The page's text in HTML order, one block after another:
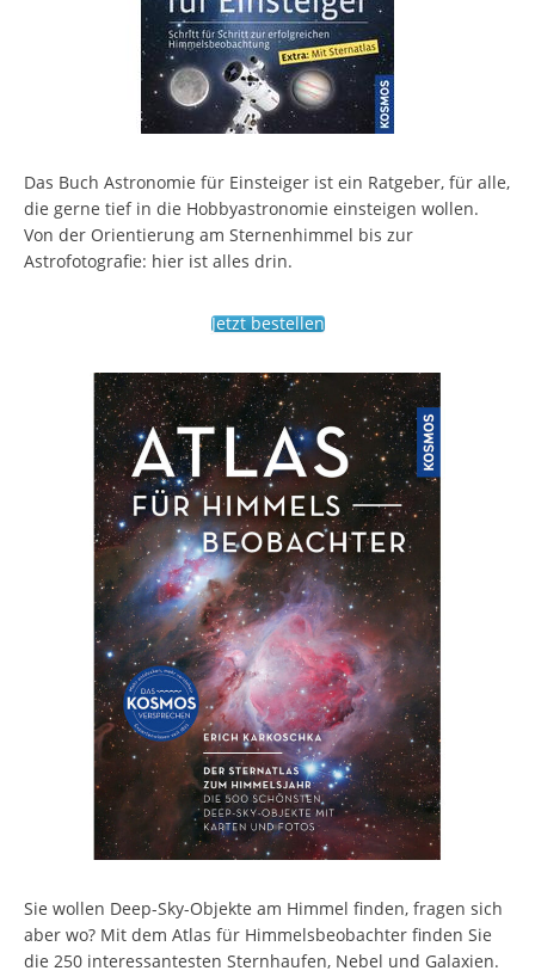
Das Buch Astronomie für Einsteiger ist ein Ratgeber, für alle,
die gerne tief in die Hobbyastronomie einsteigen wollen.
Von der Orientierung am Sternenhimmel bis zur
Astrofotografie: hier ist alles drin.
Jetzt bestellen
Sie wollen Deep-Sky-Objekte am Himmel finden, fragen sich
aber wo? Mit dem Atlas für Himmelsbeobachter finden Sie
die 250 interessantesten Sternhaufen, Nebel und Galaxien.